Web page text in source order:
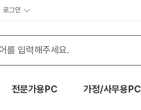
로그인
전문가용PC 가정/사무용PC